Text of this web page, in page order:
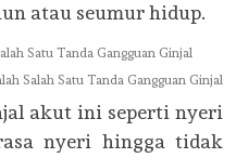
atau seumur hidup.
Salah Satu Tanda Gangguan Ginjal
akut ini seperti nyeri
nyeri hingga tidak